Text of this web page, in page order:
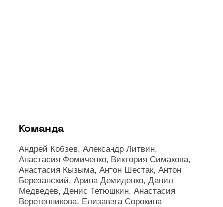
Команда
Андрей Кобзев, Александр Литвин,
Анастасия Фомиченко, Виктория Симакова,
Анастасия Кызыма, Антон Шестак, Антон
Березанский, Арина Демиденко, Данил
Медведев, Денис Тетюшкин, Анастасия
Веретенникова, Елизавета Сорокина